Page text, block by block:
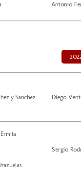
Antonio
y Sanchez
Diego
Sergio